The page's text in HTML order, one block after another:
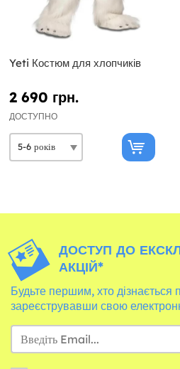
Yeti Костюм для хлопчиків
2 690 грн.
ДОСТУПНО
ДОСТУП ДО
АКЦІЙ*
Будьте першим, хто дізнається
зареєструвавши свою